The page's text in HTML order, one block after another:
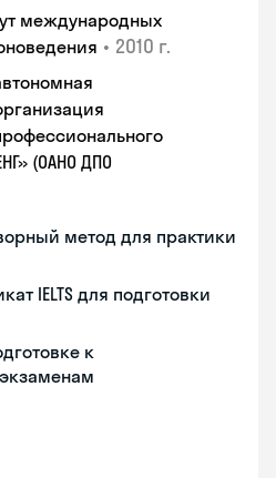
международных
• 2010 г.
(ОАНО ДПО
метод для практики
IELTS для подготовки
к